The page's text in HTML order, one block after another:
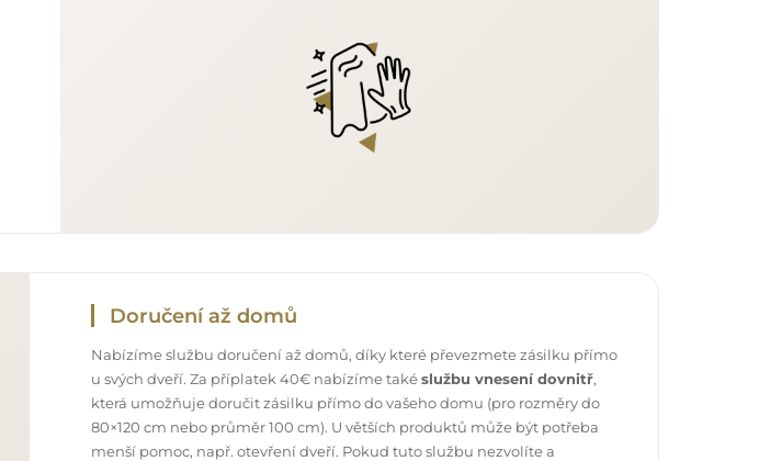
Doručení až domů
Nabízíme službu doručení až domů, díky které převezmete zásilku přímo
u svých dveří. Za příplatek 40€ nabízíme takéslužbu vnesení dovnitř,
která umožňuje doručit zásilku přímo do vašeho domu (pro rozměry do
80×120 cm nebo průměr 100 cm). U větších produktů může být potřeba
menší pomoc, např. otevření dveří. Pokud tuto službu nezvolíte a